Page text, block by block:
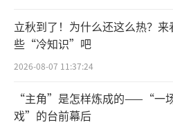
最美和声，律动京
筑梦’我来说”主题活动
文脉、日新月异的发展
人物”“京彩记忆”“
立秋到了！为什么还这么热？来
些“冷知识”吧
2026-08-07 11:37:24
“主角”是怎样炼成的——“一
戏”的台前幕后